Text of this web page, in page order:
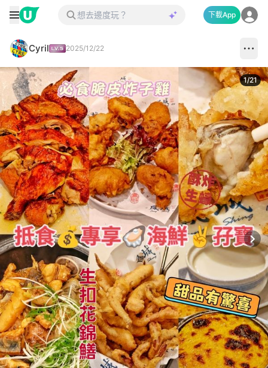
下載App
Cyril 2025/12/22
1/21